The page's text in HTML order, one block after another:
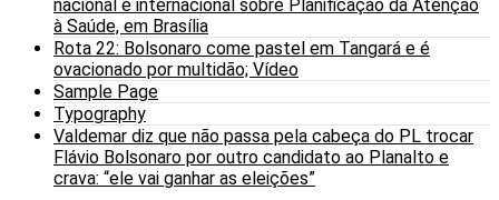
nacional e internacional sobre Planificação da Atenção
à Saúde, em Brasília
Rota 22: Bolsonaro come pastel em Tangará e é
ovacionado por multidão; Vídeo
Sample Page
Typography
Valdemar diz que não passa pela cabeça do PL trocar
Flávio Bolsonaro por outro candidato ao Planalto e
crava: “ele vai ganhar as eleições”